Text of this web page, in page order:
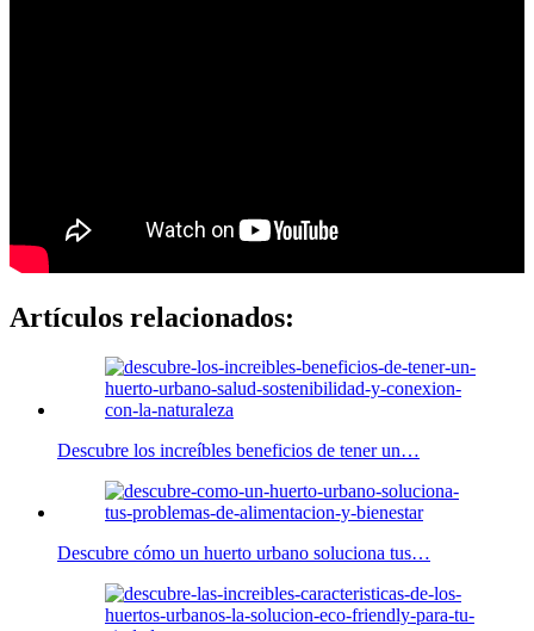
Artículos relacionados:
Descubre los increíbles beneficios de tener un…
Descubre cómo un huerto urbano soluciona tus…